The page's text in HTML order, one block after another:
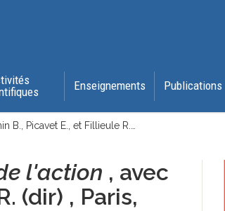
Enseignements Publications
B., Picavet E., et Fillieule R.…
l'action , avec
(dir) , Paris,